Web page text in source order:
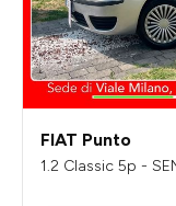
FIAT Punto
1.2 Classic 5p -